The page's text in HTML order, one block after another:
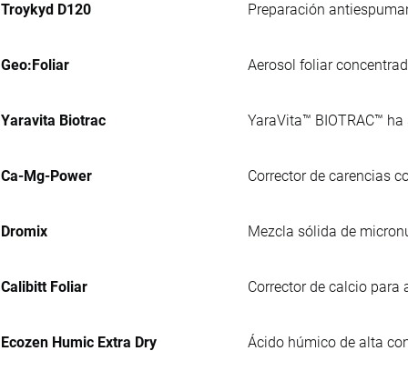
Troykyd D120 Preparación
Geo:Foliar Aerosol foliar
Yaravita Biotrac YaraVita™ BIOTRAC™
Ca-Mg-Power Corrector de carencias
Dromix Mezcla sólida de
Calibitt Foliar Corrector de calcio
Ecozen Humic Extra Dry Ácido húmico de alta